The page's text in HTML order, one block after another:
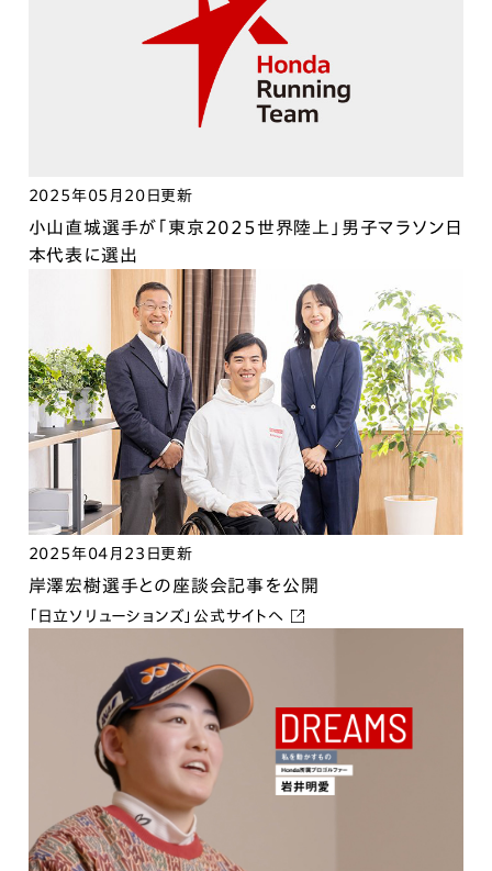
2025年05月20日更新
小山直城選手が「東京2025世界陸上」男子マラソン日
本代表に選出
2025年04月23日更新
岸澤宏樹選手との座談会記事を公開
「日立ソリューションズ」公式サイトへ